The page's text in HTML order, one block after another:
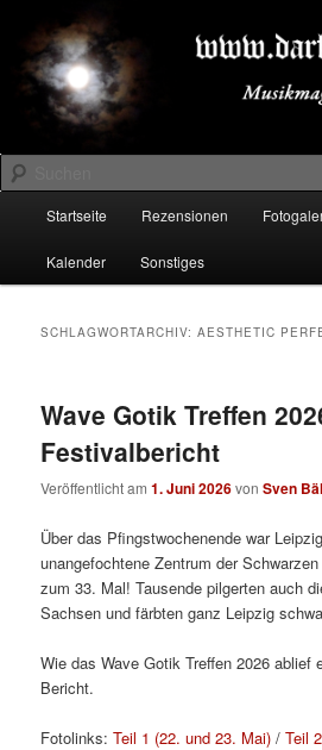
primären
Inhalt
springen
sekundären
Inhalt
springenDARK-
Suchen
Startseite Rezensionen
Kalender Sonstiges
SCHLAGWORTARCHIV:AESTHETIC
Wave Gotik Treffen
Festivalbericht
Veröffentlicht am1. Juni 2026vonSven
Über das Pfingstwochenende war
unangefochtene Zentrum der
zum 33. Mal! Tausende pilgerten auch
Sachsen und färbten ganz Leipzig
Wie das Wave Gotik Treffen 2026 ablief
Bericht.
Fotolinks:Teil 1 (22. und 23. Mai) /Teil